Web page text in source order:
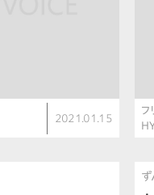
2021.01.15
フ
ず